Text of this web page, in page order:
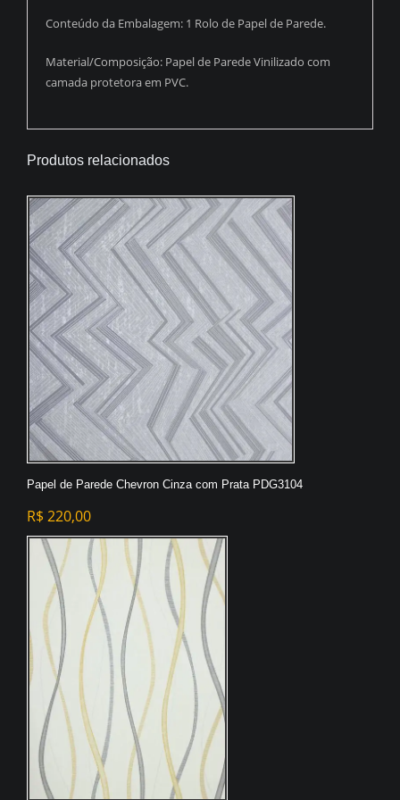
Conteúdo da Embalagem: 1 Rolo de Papel de Parede.
Material/Composição: Papel de Parede Vinilizado com
camada protetora em PVC.
Produtos relacionados
Papel de Parede Chevron Cinza com Prata PDG3104
R$ 220,00